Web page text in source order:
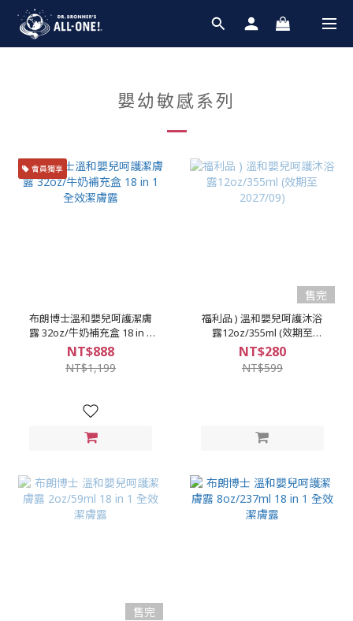
嬰幼敏感系列
會員獨享
布朗博士溫和嬰兒呵護潔膚
露 32oz/牛奶補充盒 18 in 1
全效潔膚露
NT$888
NT$1,199
售完
福利品 ) 溫和嬰兒呵護沐浴
露12oz/355ml (效期至
2027/09)
NT$280
NT$599
售完